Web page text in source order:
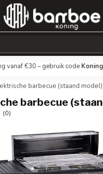
vanaf €30 – gebruik code Koning
barbecue (staand model)
barbecue
(0)